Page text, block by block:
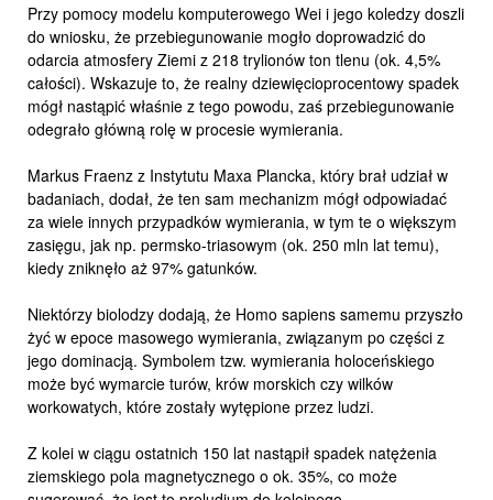
Przy pomocy modelu komputerowego Wei i jego koledzy doszli
do wniosku, że przebiegunowanie mogło doprowadzić do
odarcia atmosfery Ziemi z 218 trylionów ton tlenu (ok. 4,5%
całości). Wskazuje to, że realny dziewięcioprocentowy spadek
mógł nastąpić właśnie z tego powodu, zaś przebiegunowanie
odegrało główną rolę w procesie wymierania.
Markus Fraenz z Instytutu Maxa Plancka, który brał udział w
badaniach, dodał, że ten sam mechanizm mógł odpowiadać
za wiele innych przypadków wymierania, w tym te o większym
zasięgu, jak np. permsko-triasowym (ok. 250 mln lat temu),
kiedy zniknęło aż 97% gatunków.
Niektórzy biolodzy dodają, że Homo sapiens samemu przyszło
żyć w epoce masowego wymierania, związanym po części z
jego dominacją. Symbolem tzw. wymierania holoceńskiego
może być wymarcie turów, krów morskich czy wilków
workowatych, które zostały wytępione przez ludzi.
Z kolei w ciągu ostatnich 150 lat nastąpił spadek natężenia
ziemskiego pola magnetycznego o ok. 35%, co może